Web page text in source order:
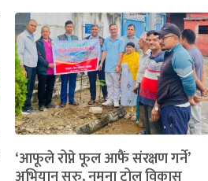
‘आफूले रोप्ने फूल आफैं संरक्षण गर्ने’